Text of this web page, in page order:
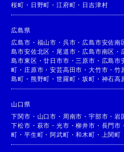
桜町 ・ 日野町 ・江府町 ・ 日吉津村
広島県
広島市 ・ 福山市 ・ 呉市 ・ 広島市安佐南
島市安佐北区 ・ 尾道市 ・ 広島市南区 ・
島市東区 ・廿日市市 ・ 三原市 ・ 広島市
町 ・ 庄原市 ・安芸高田市 ・大竹市 ・竹
島町 ・ 熊野町 ・世羅町 ・坂町 ・ 神石高
山口県
下関市 ・ 山口市 ・ 周南市 ・宇部市 ・岩
下松市 ・ 萩市 ・光市 ・柳井市 ・ 長門市 ・
町 ・平生町 ・阿武町 ・和木町 ・ 上関町